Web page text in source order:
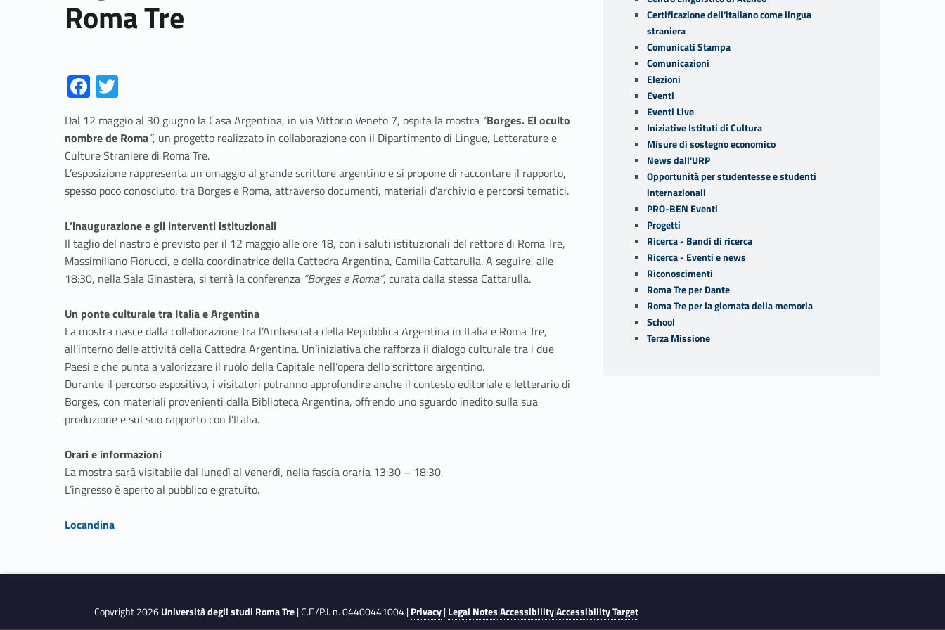
Roma Tre
Fa
ce
b
o
o
k
w
itt
er
Dal 12 maggio al 30 giugno la Casa Argentina, in via Vittorio Veneto 7, ospita la mostra “Borges. El oculto
nombre de Roma”, un progetto realizzato in collaborazione con il Dipartimento di Lingue, Letterature e
Culture Straniere di Roma Tre.
L’esposizione rappresenta un omaggio al grande scrittore argentino e si propone di raccontare il rapporto,
spesso poco conosciuto, tra Borges e Roma, attraverso documenti, materiali d’archivio e percorsi tematici.
L’inaugurazione e gli interventi istituzionali
Il taglio del nastro è previsto per il 12 maggio alle ore 18, con i saluti istituzionali del rettore di Roma Tre,
Massimiliano Fiorucci, e della coordinatrice della Cattedra Argentina, Camilla Cattarulla. A seguire, alle
18:30, nella Sala Ginastera, si terrà la conferenza “Borges e Roma”, curata dalla stessa Cattarulla.
Un ponte culturale tra Italia e Argentina
La mostra nasce dalla collaborazione tra l’Ambasciata della Repubblica Argentina in Italia e Roma Tre,
all’interno delle attività della Cattedra Argentina. Un’iniziativa che rafforza il dialogo culturale tra i due
Paesi e che punta a valorizzare il ruolo della Capitale nell’opera dello scrittore argentino.
Durante il percorso espositivo, i visitatori potranno approfondire anche il contesto editoriale e letterario di
Borges, con materiali provenienti dalla Biblioteca Argentina, offrendo uno sguardo inedito sulla sua
produzione e sul suo rapporto con l’Italia.
Orari e informazioni
La mostra sarà visitabile dal lunedì al venerdì, nella fascia oraria 13:30 – 18:30.
L’ingresso è aperto al pubblico e gratuito.
Link identifier #identifier__146116-1Locandina
Certificazione dell'italiano come lingua
straniera
Comunicati Stampa
Comunicazioni
Elezioni
Eventi
Eventi Live
Iniziative Istituti di Cultura
Misure di sostegno economico
News dall'URP
Opportunità per studentesse e studenti
internazionali
PRO-BEN Eventi
Progetti
Ricerca - Bandi di ricerca
Ricerca - Eventi e news
Riconoscimenti
Roma Tre per Dante
Roma Tre per la giornata della memoria
School
Terza Missione
Copyright 2026Università degli studi Roma Tre| C.F./P.I. n. 04400441004 |Privacy|Legal Notes|Accessibility|Accessibility Target